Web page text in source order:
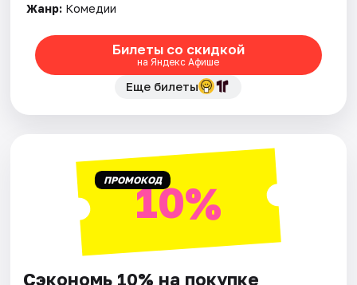
Жанр: Комедии
Билеты со скидкой
на Яндекс Афише
Еще билеты
ПРОМОКОД10%
Сэкономь 10% на покупке